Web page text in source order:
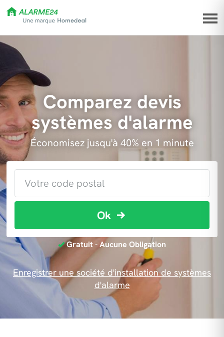
Comparez devis
systèmes d'alarme
Économisez jusqu'à 40% en 1 minute
Ok
Gratuit - Aucune Obligation
Enregistrer une société d'installation de systèmes
d'alarme